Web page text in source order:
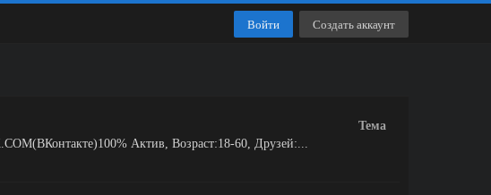
Тема
Актив, Возраст:18-60, Друзей:...
Войти Создать аккаунт